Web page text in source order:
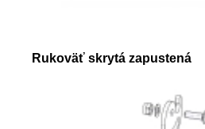
Rukoväť skrytá zapustená